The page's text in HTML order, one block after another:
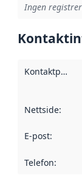
Ingen
Kontaktpunkt
Nettside:
E-post:
Telefon: